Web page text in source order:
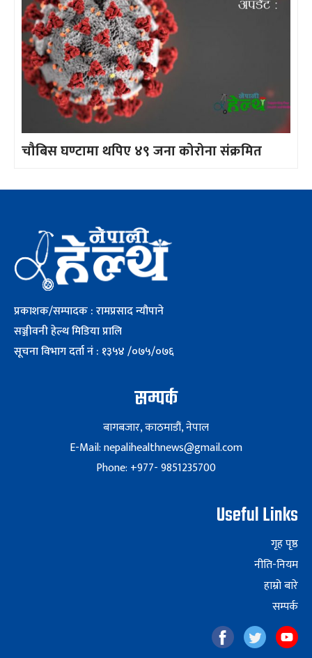
चौबिस घण्टामा थपिए ४९ जना कोरोना संक्रमित
प्रकाशक/सम्पादक : रामप्रसाद न्यौपाने
सञ्जीवनी हेल्थ मिडिया प्रालि
सूचना विभाग दर्ता नं : १३५४ /०७५/०७६
सम्पर्क
बागबजार, काठमाडौं, नेपाल
E-Mail: nepalihealthnews@gmail.com
Phone: +977- 9851235700
Useful Links
गृह पृष्ठ
नीति-नियम
हाम्रो बारे
सम्पर्क